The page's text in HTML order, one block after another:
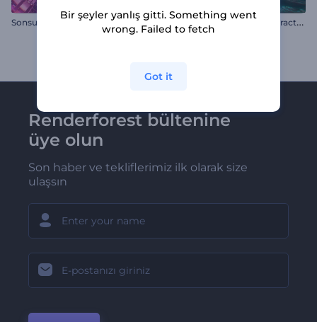
S
onsuz Tünel Döngüsü Görselleştirici V
isualizador - Vórtices Abstractos
Renderforest bültenine
üye olun
Son haber ve tekliflerimiz ilk olarak size
ulaşsın
Bir şeyler yanlış gitti. Something went
wrong. Failed to fetch
Got it